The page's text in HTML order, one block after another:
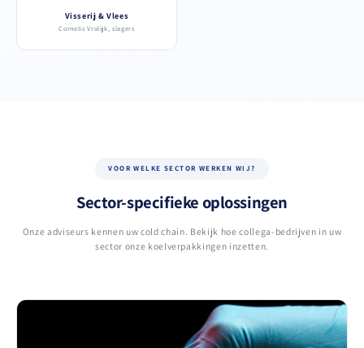
Visserij & Vlees
Cornelis Vrolijk, slagers
VOOR WELKE SECTOR WERKEN WIJ?
Sector-specifieke oplossingen
Onze adviseurs kennen uw cold chain. Bekijk hoe collega-bedrijven in uw
sector onze koelverpakkingen inzetten.